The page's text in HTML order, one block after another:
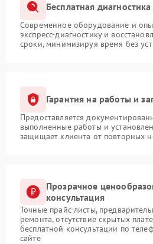
Бесплатная
Современное оборудование и
экспресс-диагностику и
сроки, минимизируя время без
Гарантия на работы и
Предоставляется
выполненные работы и
защищает клиента от повторных
Прозрачное
консультация
Точные прайс-листы,
ремонта, отсутствие скрытых
бесплатной консультации по
сайте